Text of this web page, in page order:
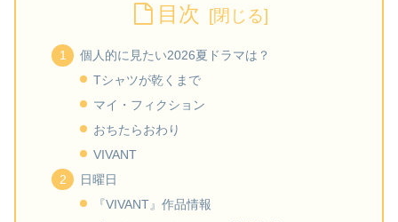
目次
個人的に見たい2026夏ドラマは？
Tシャツが乾くまで
マイ・フィクション
おちたらおわり
VIVANT
日曜日
『VIVANT』作品情報